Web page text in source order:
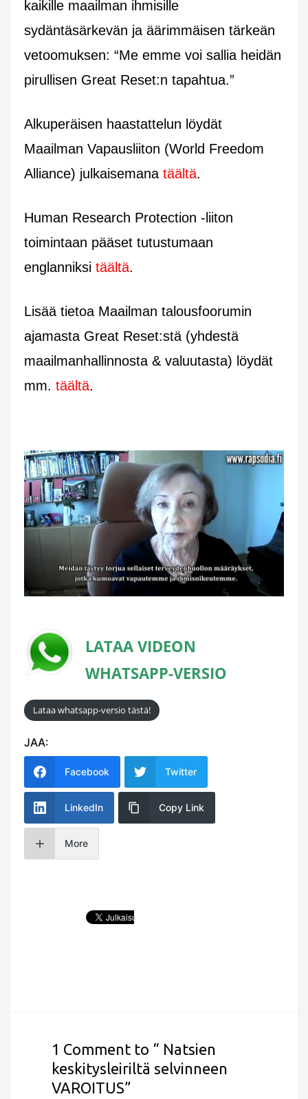
kaikille maailman ihmisille
sydäntäsärkevän ja äärimmäisen tärkeän
vetoomuksen: “Me emme voi sallia heidän
pirullisen Great Reset:n tapahtua.”
Alkuperäisen haastattelun löydät
Maailman Vapausliiton (World Freedom
Alliance) julkaisemana täältä.
Human Research Protection -liiton
toimintaan pääset tutustumaan
englanniksi täältä.
Lisää tietoa Maailman talousfoorumin
ajamasta Great Reset:stä (yhdestä
maailmanhallinnosta & valuutasta) löydät
mm. täältä.
LATAA VIDEON
WHATSAPP-VERSIO
Lataa whatsapp-versio tästä!
JAA:
Facebook Twitter
LinkedIn Copy Link
More
1 Comment to “ Natsien
keskitysleiriltä selvinneen
VAROITUS”